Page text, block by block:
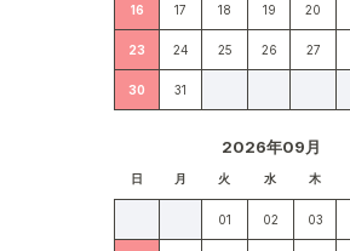
16 17 18 19 20
23 24 25 26 27
30 31
2026年09月
日 月 火 水 木
01 02 03